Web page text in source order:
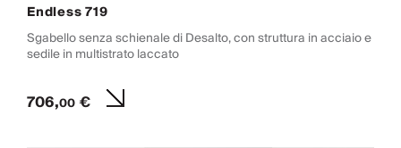
Endless 719
Sgabello senza schienale di Desalto, con struttura in acciaio e
sedile in multistrato laccato
706,00€